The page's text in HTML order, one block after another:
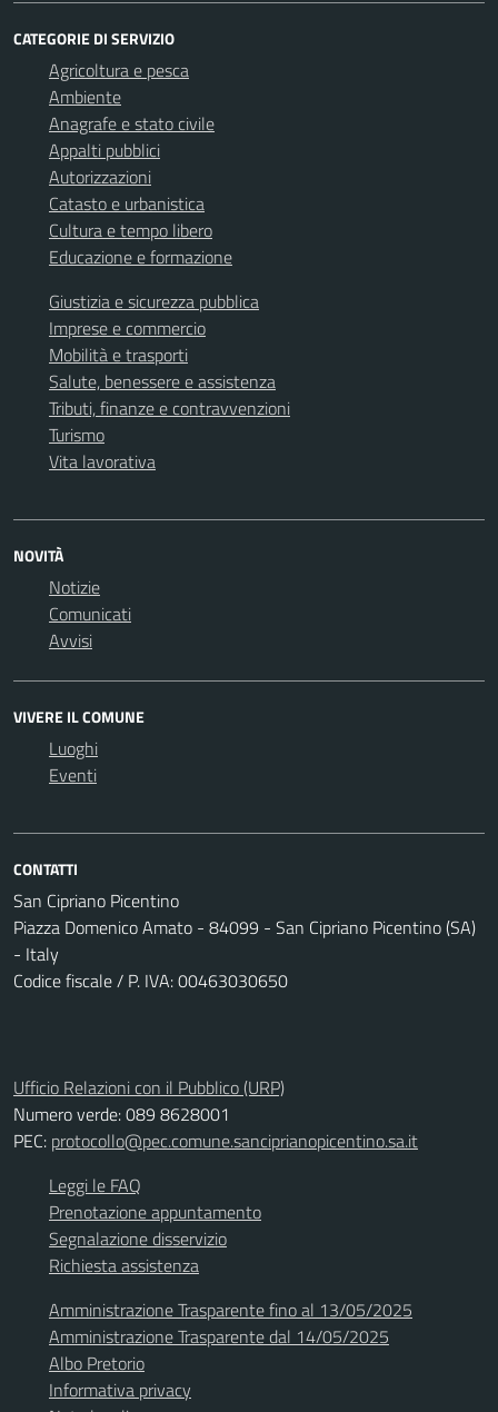
CATEGORIE DI SERVIZIO
Agricoltura e pesca
Ambiente
Anagrafe e stato civile
Appalti pubblici
Autorizzazioni
Catasto e urbanistica
Cultura e tempo libero
Educazione e formazione
Giustizia e sicurezza pubblica
Imprese e commercio
Mobilità e trasporti
Salute, benessere e assistenza
Tributi, finanze e contravvenzioni
Turismo
Vita lavorativa
NOVITÀ
Notizie
Comunicati
Avvisi
VIVERE IL COMUNE
Luoghi
Eventi
CONTATTI
San Cipriano Picentino
Piazza Domenico Amato - 84099 - San Cipriano Picentino (SA)
- Italy
Codice fiscale / P. IVA: 00463030650
Ufficio Relazioni con il Pubblico (URP)
Numero verde: 089 8628001
PEC: protocollo@pec.comune.sanciprianopicentino.sa.it
Leggi le FAQ
Prenotazione appuntamento
Segnalazione disservizio
Richiesta assistenza
Amministrazione Trasparente fino al 13/05/2025
Amministrazione Trasparente dal 14/05/2025
Albo Pretorio
Informativa privacy